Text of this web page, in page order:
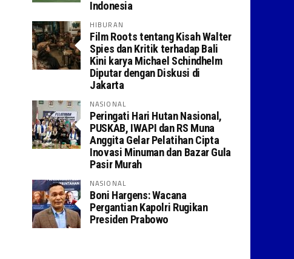
Indonesia
HIBURAN
Film Roots tentang Kisah Walter
Spies dan Kritik terhadap Bali
Kini karya Michael Schindhelm
Diputar dengan Diskusi di
Jakarta
NASIONAL
Peringati Hari Hutan Nasional,
PUSKAB, IWAPI dan RS Muna
Anggita Gelar Pelatihan Cipta
Inovasi Minuman dan Bazar Gula
Pasir Murah
NASIONAL
Boni Hargens: Wacana
Pergantian Kapolri Rugikan
Presiden Prabowo